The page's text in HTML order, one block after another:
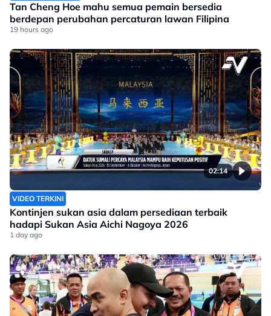
Tan Cheng Hoe mahu semua pemain bersedia
berdepan perubahan percaturan lawan Filipina
19 hours ago
02:14
VIDEO TERKINI
Kontinjen sukan asia dalam persediaan terbaik
hadapi Sukan Asia Aichi Nagoya 2026
1 day ago